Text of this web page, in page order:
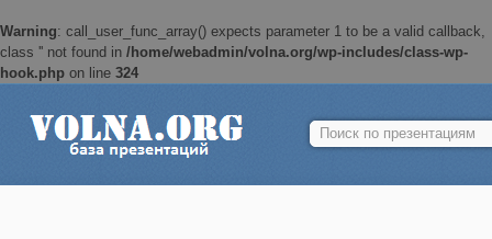
Warning: call_user_func_array() expects parameter 1 to be a valid callback,
class '' not found in /home/webadmin/volna.org/wp-includes/class-wp-
hook.php on line 324
Найти: